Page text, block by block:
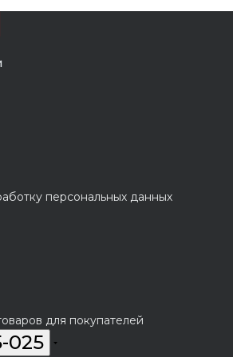
персональных данных
для покупателей
025